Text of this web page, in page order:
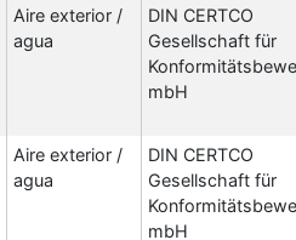
Aire exterior /
agua
DIN CERTCO
Gesellschaft für
mbH
Aire exterior /
agua
DIN CERTCO
Gesellschaft für
mbH